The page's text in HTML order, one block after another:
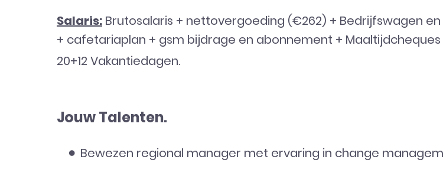
Salaris: Brutosalaris + nettovergoeding (€262) + Bedrijfswagen
+ cafetariaplan + gsm bijdrage en abonnement +
20+12 Vakantiedagen.
Jouw Talenten.
Bewezen regional manager met ervaring in change